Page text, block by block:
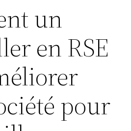
un
en RSE
pour